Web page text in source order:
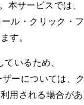
本サービスでは、
ル・クリック・フ
す。
いるため、
ーについては、
用される場合があ